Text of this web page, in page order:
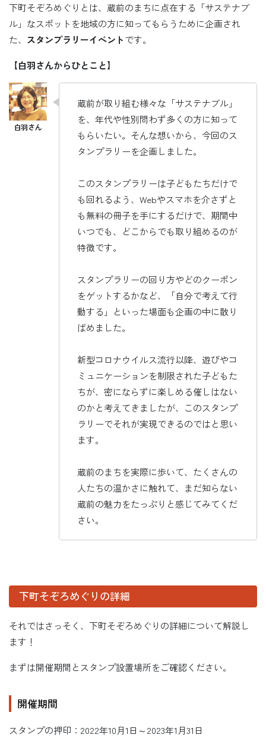
下町そぞろめぐりとは、蔵前のまちに点在する「サステナブ
ル」なスポットを地域の方に知ってもらうために企画され
た、 スタンプラリーイベントです。
【白羽さんからひとこと】
蔵前が取り組む様々な「サステナブル」
を、年代や性別問わず多くの方に知って
もらいたい。そんな想いから、今回のス
タンプラリーを企画しました。
このスタンプラリーは子どもたちだけで
も回れるよう、Webやスマホを介さずと
も無料の冊子を手にするだけで、期間中
いつでも、どこからでも取り組めるのが
特徴です。
スタンプラリーの回り方やどのクーポン
をゲットするかなど、「自分で考えて行
動する」といった場面も企画の中に散り
ばめました。
新型コロナウイルス流行以降、遊びやコ
ミュニケーションを制限された子どもた
ちが、密にならずに楽しめる催しはない
のかと考えてきましたが、このスタンプ
ラリーでそれが実現できるのではと思い
ます。
蔵前のまちを実際に歩いて、たくさんの
人たちの温かさに触れて、まだ知らない
蔵前の魅力をたっぷりと感じてみてくだ
さい。
下町そぞろめぐりの詳細
それではさっそく、下町そぞろめぐりの詳細について解説し
ます！
まずは開催期間とスタンプ設置場所をご確認ください。
開催期間
スタンプの押印：2022年10月1日～2023年1月31日